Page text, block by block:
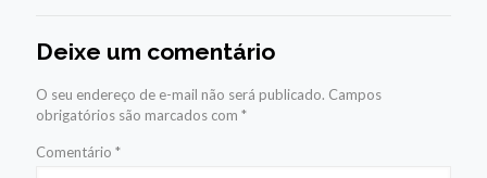
Deixe um comentário
O seu endereço de e-mail não será publicado. Campos
obrigatórios são marcados com *
Comentário *